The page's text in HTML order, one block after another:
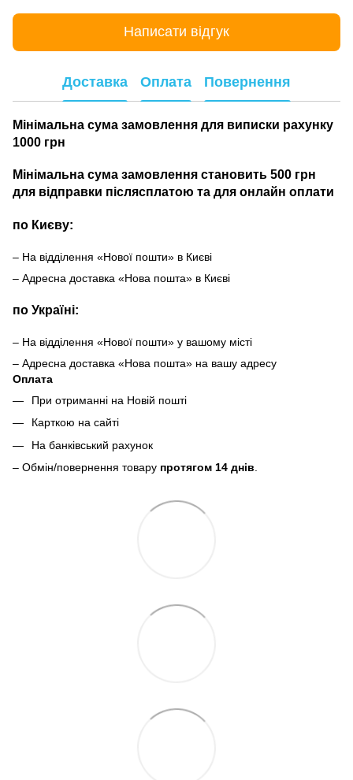
Написати відгук
Доставка Оплата Повернення
Мінімальна сума замовлення для виписки рахунку
1000 грн
Мінімальна сума замовлення становить 500 грн
для відправки післясплатою та для онлайн оплати
по Києву:
– На відділення «Нової пошти» в Києві
– Адресна доставка «Нова пошта» в Києві
по Україні:
– На відділення «Нової пошти» у вашому місті
– Адресна доставка «Нова пошта» на вашу адресу
Оплата
При отриманні на Новій пошті
Карткою на сайті
На банківський рахунок
– Обмін/повернення товару протягом 14 днів